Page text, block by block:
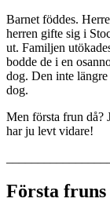
Barnet föddes.
herren gifte sig i
ut. Familjen
bodde de i en
dog. Den inte
dog.
Men första frun då?
har ju levt vidare!
Första